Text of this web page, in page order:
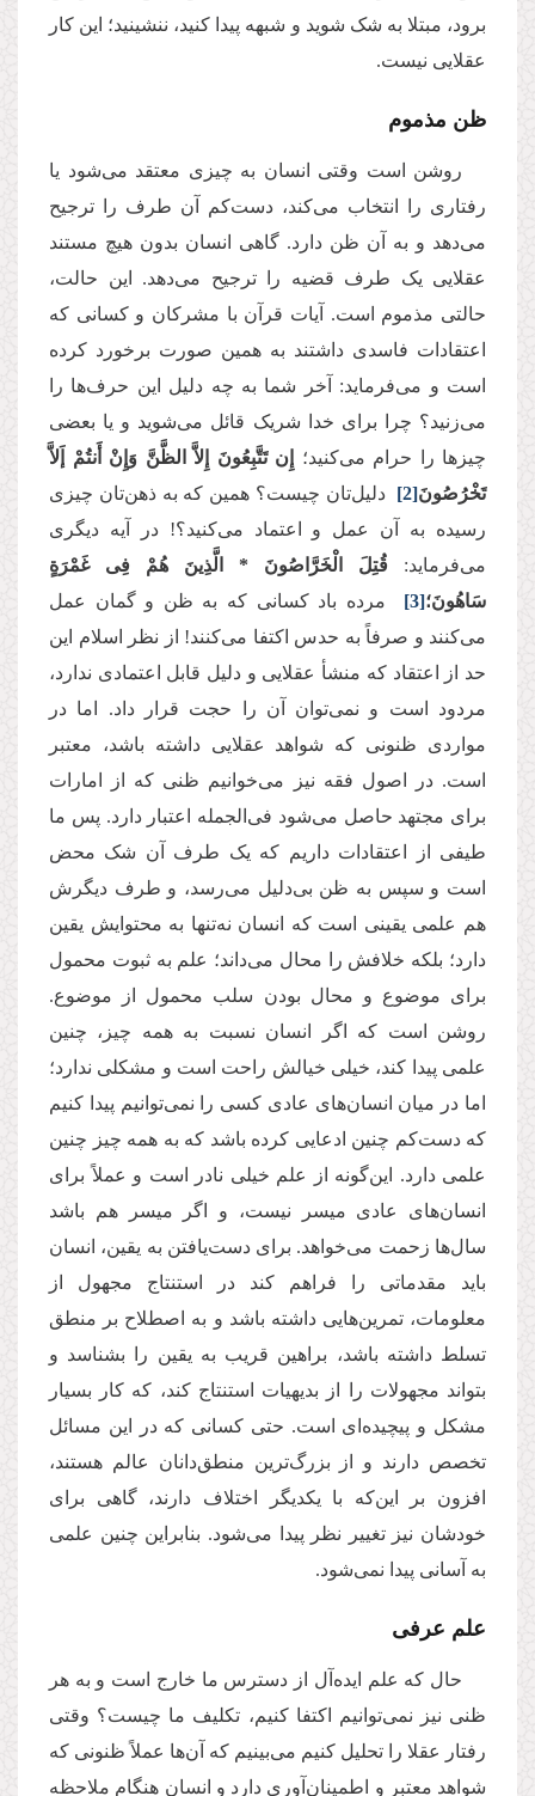
برود، مبتلا به شک شوید و شبهه پیدا کنید، ننشینید؛ این کار
عقلایی نیست.
ظن مذموم
روشن است وقتی انسان به چیزی معتقد می‌شود یا
رفتاری را انتخاب می‌کند، دست‌کم آن طرف را ترجیح
می‌دهد و به آن ظن دارد. گاهی انسان بدون هیچ مستند
عقلایی یک طرف قضیه را ترجیح می‌دهد. این حالت،
حالتی مذموم است. آیات قرآن با مشرکان و کسانی که
اعتقادات فاسدی داشتند به همین صورت برخورد کرده
است و می‌فرماید: آخر شما به چه دلیل این حرف‌ها را
می‌زنید؟ چرا برای خدا شریک قائل می‌شوید و یا بعضی
چیزها را حرام می‌کنید؛
إِن تَتَّبِعُونَ إِلاَّ الظَّنَّ وَإِنْ أَنتُمْ إَلاَّ
تَخْرُصُونَ[2] دلیل‌تان چیست؟ همین که به ذهن‌تان چیزی
رسیده به آن عمل و اعتماد می‌کنید؟! در آیه‌ دیگری
می‌فرماید: قُتِلَ الْخَرَّاصُونَ * الَّذِینَ هُمْ فِی غَمْرَةٍ
سَاهُونَ؛[3] مرده باد کسانی که به ظن و گمان عمل
می‌کنند و صرفاً به حدس اکتفا می‌کنند! از نظر اسلام این
حد از اعتقاد که منشأ عقلایی و دلیل قابل اعتمادی ندارد،
مردود است و نمی‌توان آن را حجت قرار داد. اما در
مواردی ظنونی که شواهد عقلایی داشته باشد، معتبر
است. در اصول فقه نیز می‌خوانیم ظنی که از امارات
برای مجتهد حاصل می‌شود فی‌الجمله اعتبار دارد. پس ما
طیفی از اعتقادات داریم که یک طرف آن شک محض
است و سپس به ظن بی‌دلیل می‌رسد، و طرف دیگرش
هم علمی یقینی است که انسان نه‌تنها به محتوایش یقین
دارد؛ بلکه خلافش را محال می‌داند؛ علم به ثبوت محمول
برای موضوع و محال بودن سلب محمول از موضوع.
روشن است که اگر انسان نسبت به همه چیز، چنین
علمی پیدا کند، خیلی خیالش راحت است و مشکلی ندارد؛
اما در میان انسان‌های عادی کسی را نمی‌توانیم پیدا کنیم
که دست‌کم چنین ادعایی کرده باشد که به همه چیز چنین
علمی دارد. این‌گونه از علم خیلی نادر است و عملاً برای
انسان‌های عادی میسر نیست، و اگر میسر هم باشد
سال‌ها زحمت می‌خواهد. برای دست‌یافتن به یقین، انسان
باید مقدماتی را فراهم کند در استنتاج مجهول از
معلومات، تمرین‌هایی داشته باشد و به اصطلاح بر منطق
تسلط داشته باشد، براهین قریب به یقین را بشناسد و
بتواند مجهولات را از بدیهیات استنتاج کند، كه کار بسیار
مشکل و پیچیده‌ای است. حتى کسانی که در این مسائل
تخصص دارند و از بزرگ‌ترین منطق‌دانان عالم هستند،
افزون بر این‌که با یكدیگر اختلاف دارند، گاهی برای
خودشان نیز تغییر نظر پیدا می‌شود. بنابراین چنین علمی
به آسانی‌ پیدا نمی‌شود.
علم عرفی
حال که علم ایده‌آل از دسترس ما خارج است و به هر
ظنی نیز نمی‌توانیم اکتفا کنیم، تکلیف ما چیست؟ وقتی
رفتار عقلا را تحلیل ‌کنیم می‌بینیم که آن‌ها عملاً ظنونی که
شواهد معتبر و اطمینان‌آوری دارد و انسان هنگام ملاحظه